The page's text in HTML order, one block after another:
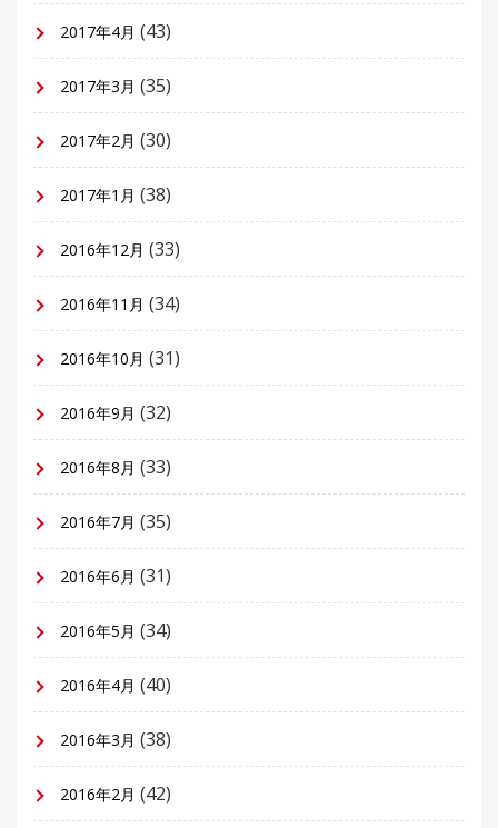
2017年4月 (43)
2017年3月 (35)
2017年2月 (30)
2017年1月 (38)
2016年12月 (33)
2016年11月 (34)
2016年10月 (31)
2016年9月 (32)
2016年8月 (33)
2016年7月 (35)
2016年6月 (31)
2016年5月 (34)
2016年4月 (40)
2016年3月 (38)
2016年2月 (42)